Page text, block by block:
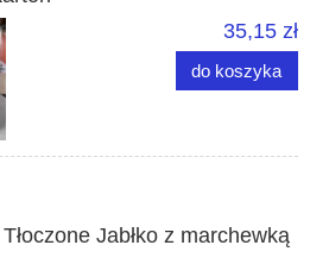
35,15 zł
do koszyka
Jabłko z marchewką